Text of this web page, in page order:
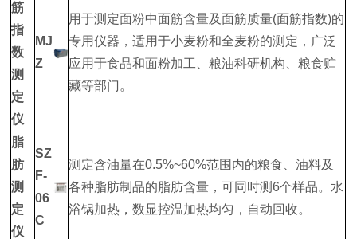
筋
指
数
测
定
仪
MJ
Z
用于测定面粉中面筋含量及面筋质量(面筋指数)的
专用仪器，适用于小麦粉和全麦粉的测定，广泛
应用于食品和面粉加工、粮油科研机构、粮食贮
藏等部门。
脂
肪
测
定
仪
SZ
F-
06
C
测定含油量在0.5%~60%范围内的粮食、油料及
各种脂肪制品的脂肪含量，可同时测6个样品。水
浴锅加热，数显控温加热均匀，自动回收。